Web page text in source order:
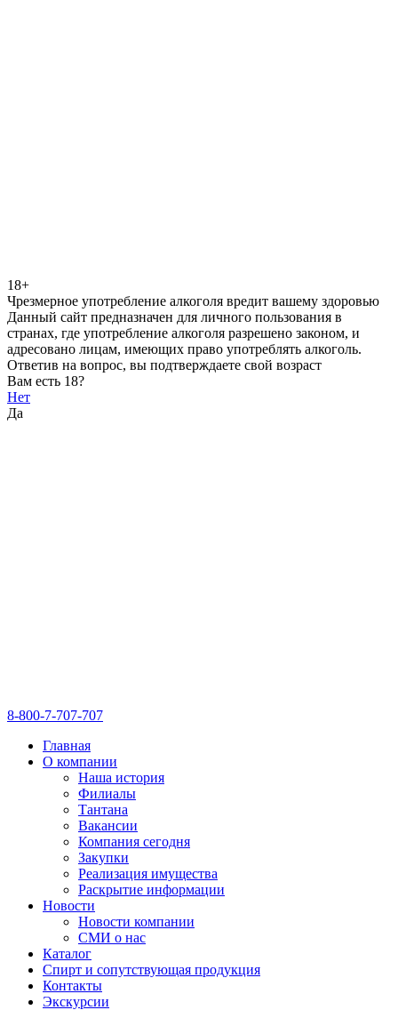
18+
Чрезмерное употребление алкоголя вредит вашему здоровью
Данный сайт предназначен для личного пользования в
странах, где употребление алкоголя разрешено законом, и
адресовано лицам, имеющих право употреблять алкоголь.
Ответив на вопрос, вы подтверждаете свой возраст
Вам есть 18?
Нет
Да
8-800-7-707-707
Главная
О компании
Наша история
Филиалы
Тантана
Вакансии
Компания сегодня
Закупки
Реализация имущества
Раскрытие информации
Новости
Новости компании
СМИ о нас
Каталог
Спирт и сопутствующая продукция
Контакты
Экскурсии